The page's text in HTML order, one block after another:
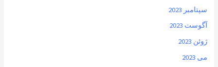
سپتامبر 2023
آگوست 2023
ژوئن 2023
می 2023